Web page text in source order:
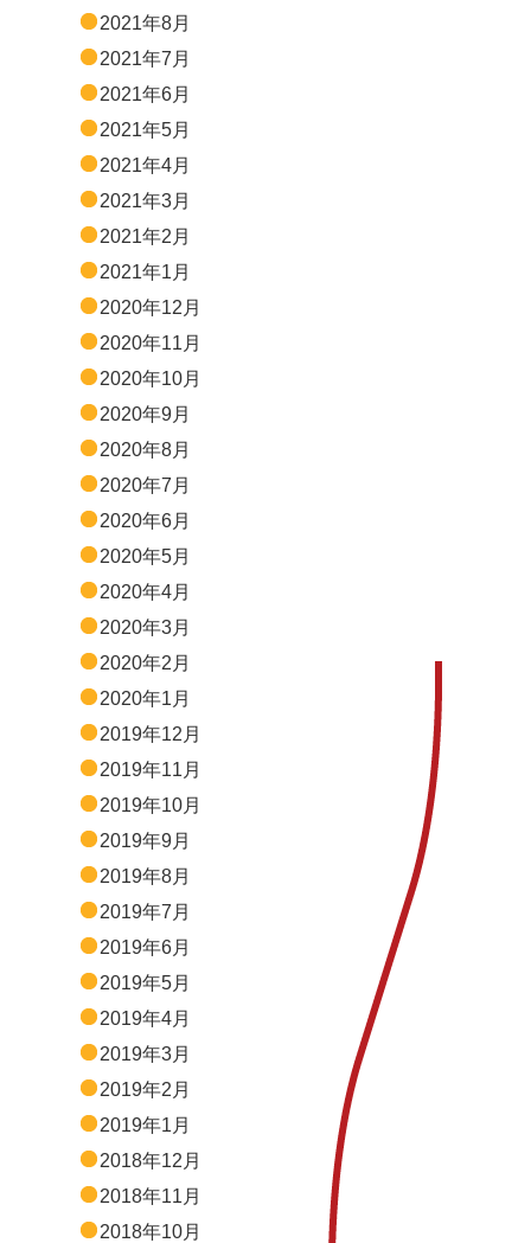
2021年8月
2021年7月
2021年6月
2021年5月
2021年4月
2021年3月
2021年2月
2021年1月
2020年12月
2020年11月
2020年10月
2020年9月
2020年8月
2020年7月
2020年6月
2020年5月
2020年4月
2020年3月
2020年2月
2020年1月
2019年12月
2019年11月
2019年10月
2019年9月
2019年8月
2019年7月
2019年6月
2019年5月
2019年4月
2019年3月
2019年2月
2019年1月
2018年12月
2018年11月
2018年10月